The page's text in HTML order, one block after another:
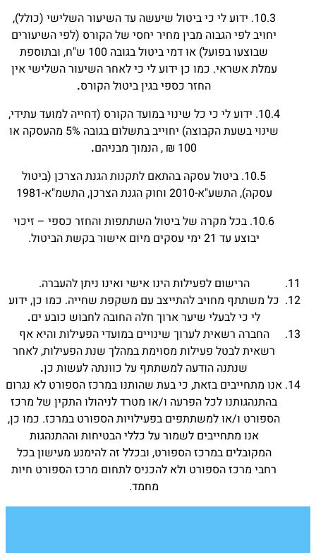
10.3. ידוע לי כי ביטול שיעשה עד השיעור השלישי (כולל),
יחויב לפי הגבוה מבין מחיר יחסי של הקורס (לפי השיעורים
שבוצעו בפועל) או דמי ביטול בגובה 100 ש"ח, ובתוספת
עמלת אשראי. כמו כן ידוע לי כי לאחר השיעור השלישי אין
החזר כספי בגין ביטול הקורס.
10.4. ידוע לי כי כל שינוי במועד הקורס (דחייה למועד עתידי,
שינוי בשעת הקבוצה) יחוייב בתשלום בגובה 5% מהעסקה או
100 ₪ , הנמוך מבניהם
.
10.5. ביטול עסקה בהתאם לתקנות הגנת הצרכן (ביטול
עסקה), התשע"א-2010 וחוק הגנת הצרכן, התשמ"א-1981
10.6. בכל מקרה של ביטול השתתפות והחזר כספי – זיכוי
יבוצע עד 21 ימי עסקים מיום אישור בקשת הביטול.
הרישום לפעילות הינו אישי ואינו ניתן להעברה.
כל משתתף מחויב להתייצב עם משקפת שחייה. כמו כן, ידוע
לי כי לבעלי שיער ארוך חלה החובה לחבוש כובע ים.
החברה רשאית לערוך שינויים במועדי הפעילות והיא אף
רשאית לבטל פעילות מסוימת במהלך שנת הפעילות, לאחר
שנתנה הודעה למשתתף על כוונתה לעשות כן.
אנו מתחייבים בזאת, כי בעת שהותנו במרכז הספורט לא נגרום
בהתנהגותנו לכל הפרעה ו/או מטרד לניהולו התקין של מרכז
הספורט ו/או למשתתפים בפעילויות הספורט במרכז. כמו כן,
אנו מתחייבים לשמור על כללי הבטיחות וההתנהגות
המקובלים במרכז הספורט, ובכלל זה להימנע מעישון בכל
רחבי מרכז הספורט ולא להכניס לתחום מרכז הספורט חיות
מחמד.